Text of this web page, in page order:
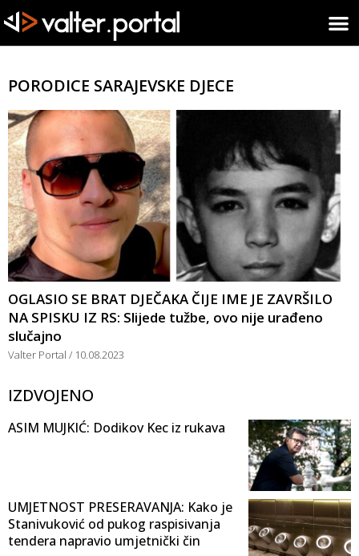
PORODICE SARAJEVSKE DJECE
OGLASIO SE BRAT DJEČAKA ČIJE IME JE ZAVRŠILO
NA SPISKU IZ RS: Slijede tužbe, ovo nije urađeno
slučajno
Valter Portal 10.08.2023
IZDVOJENO
ASIM MUJKIĆ: Dodikov Kec iz rukava
UMJETNOST PRESERAVANJA: Kako je
Stanivuković od pukog raspisivanja
tendera napravio umjetnički čin